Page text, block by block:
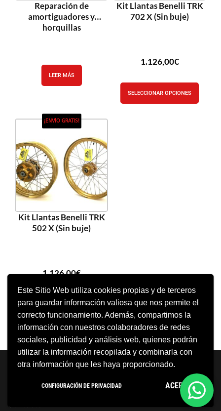
Este Sitio Web utiliza cookies propias y de terceros
para guardar información valiosa que nos permite el
correcto funcionamiento. Además, compartimos la
información con nuestros colaboradores de redes
sociales, publicidad y análisis web, quienes podrán
utilizar la información recopilada y combinarla con
otra información que les haya proporcionado.
CONFIGURACIÓN DE PRIVACIDAD ACEPTO
Reparación de
amortiguadores y
horquillas
LEER MÁS
Kit Llantas Benelli TRK
702 X (Sin buje)
1.126,00€
SELECCIONAR OPCIONES
¡ENVÍO GRATIS!
Kit Llantas Benelli TRK
502 X (Sin buje)
1.126,00€
SELECCIONAR OPCIONES
Neve | Funciona gracias a WordPress
Condiciones Generales